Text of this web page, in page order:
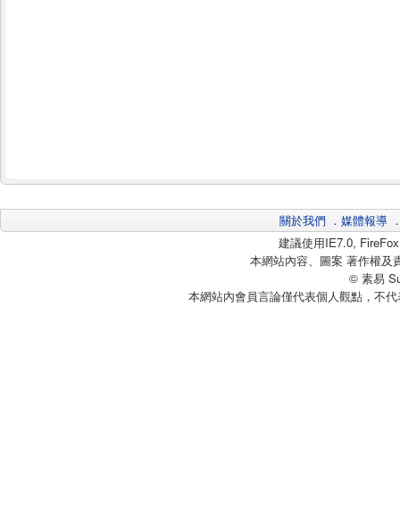
關於我們 ． 媒體報導
建議使用IE7.0,
本網站內容、圖案 著作權及
© 素易
本網站內會員言論僅代表個人觀點，不